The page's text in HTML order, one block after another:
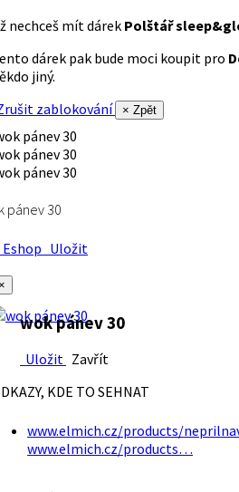
nechceš mít dárek Polštář
dárek pak bude moci koupit pro
jiný.
zablokování
× Zpět
pánev 30
Uložit
wok pánev 30
Uložit Zavřít
KDE TO SEHNAT
www.elmich.cz/products/
www.elmich.cz/products…